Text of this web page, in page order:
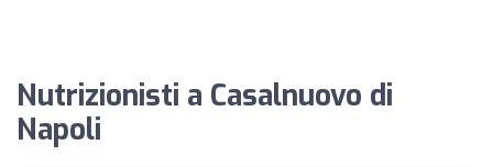
Nutrizionisti a Casalnuovo di
Napoli